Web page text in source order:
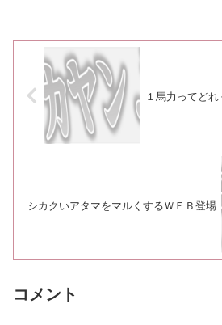
１馬力ってどれ
シカクいアタマをマルくするＷＥＢ登場
コメント